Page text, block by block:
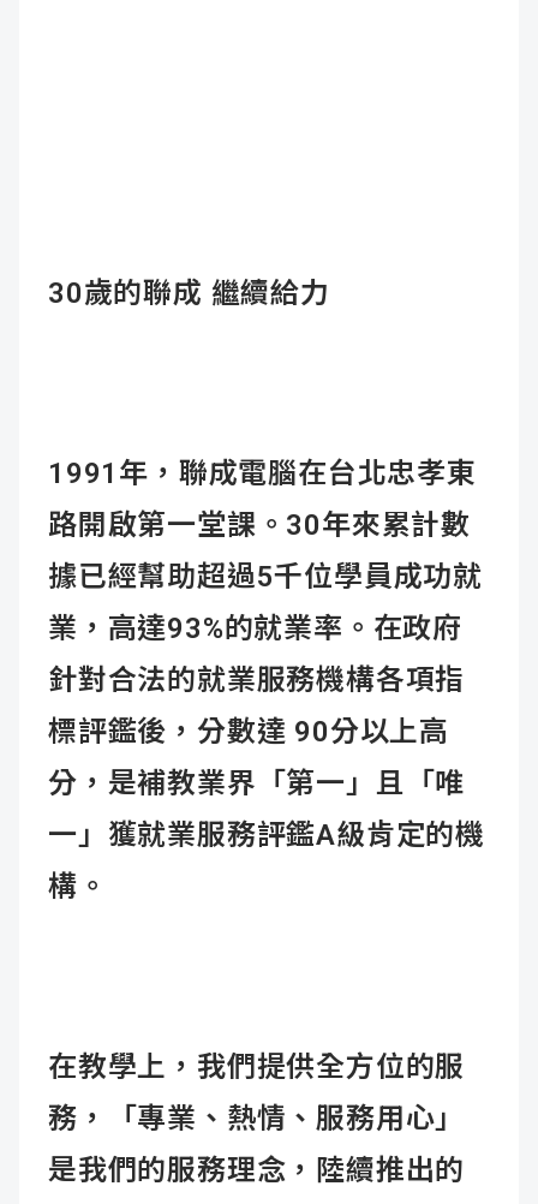
30歲的聯成 繼續給力
1991年，聯成電腦在台北忠孝東
路開啟第一堂課。30年來累計數
據已經幫助超過5千位學員成功就
業，高達93%的就業率。在政府
針對合法的就業服務機構各項指
標評鑑後，分數達 90分以上高
分，是補教業界「第一」且「唯
一」獲就業服務評鑑A級肯定的機
構。
在教學上，我們提供全方位的服
務，「專業、熱情、服務用心」
是我們的服務理念，陸續推出的